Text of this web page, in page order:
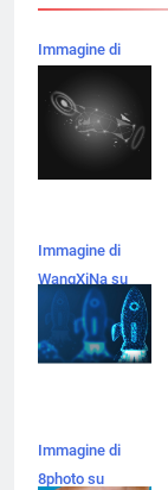
Immagine di
Magnific
Immagine di
WangXiNa su
Magnific
Immagine di
8photo su